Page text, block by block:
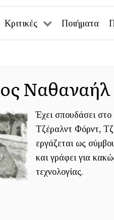
Κριτικές Ποιήματα
Ναθαναήλ
Έχει σπουδάσει
Τζέραλντ Φόρντ,
εργάζεται ως
και γράφει για
τεχνολογίας.